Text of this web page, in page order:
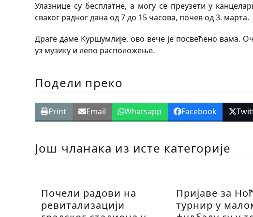
Улазнице су бесплатне, а могу се преузети у
сваког радног дана од 7 до 15 часова, почев од 3. марта.
Драге даме Куршумлије, ово вече је посвећено вама.
уз музику и лепо расположење.
Подели преко
Print Email Whatsapp Facebook
Још чланака из исте категорије
Почели радови на
ревитализацији
Пријаве за
турнир у